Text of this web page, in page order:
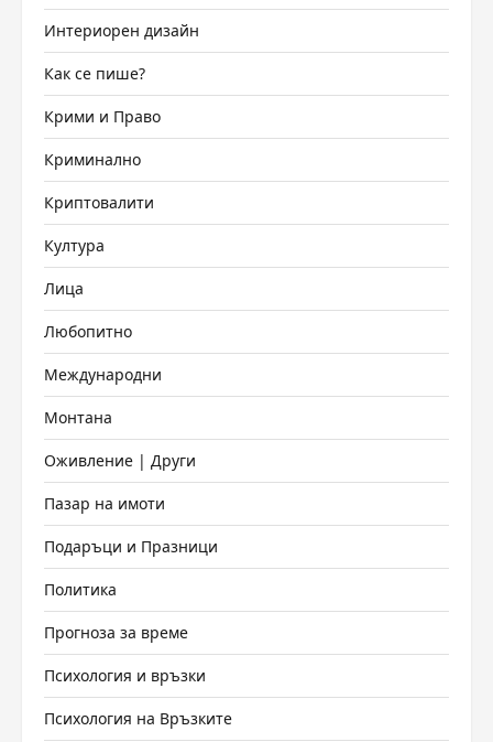
Интериорен дизайн
Как се пише?
Крими и Право
Криминално
Криптовалити
Култура
Лица
Любопитно
Международни
Монтана
Оживление | Други
Пазар на имоти
Подаръци и Празници
Политика
Прогноза за време
Психология и връзки
Психология на Връзките